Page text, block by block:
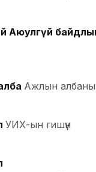
байдлын
Ажлын албаны
УИХ-ын гишүүн